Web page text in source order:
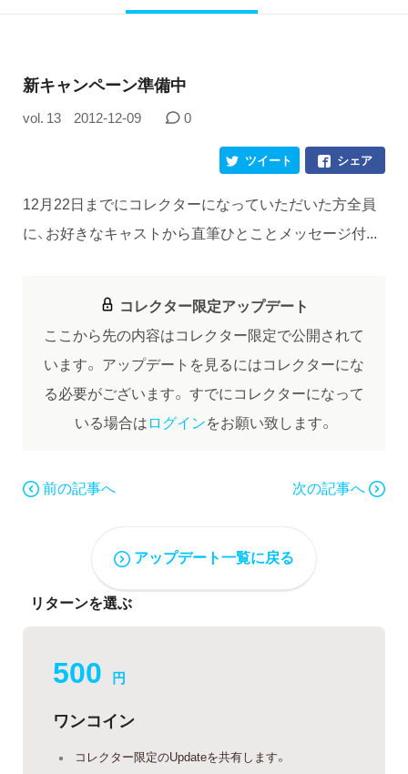
新キャンペーン準備中
vol. 13 2012-12-09 0
シェア
ツイート
12月22日までにコレクターになっていただいた方全員
に、お好きなキャストから直筆ひとことメッセージ付...
コレクター限定アップデート
ここから先の内容はコレクター限定で公開されて
います。 アップデートを見るにはコレクターにな
る必要がございます。 すでにコレクターになって
いる場合はログインをお願い致します。
前の記事へ 次の記事へ
アップデート一覧に戻る
リターンを選ぶ
500 円
ワンコイン
コレクター限定のUpdateを共有します。